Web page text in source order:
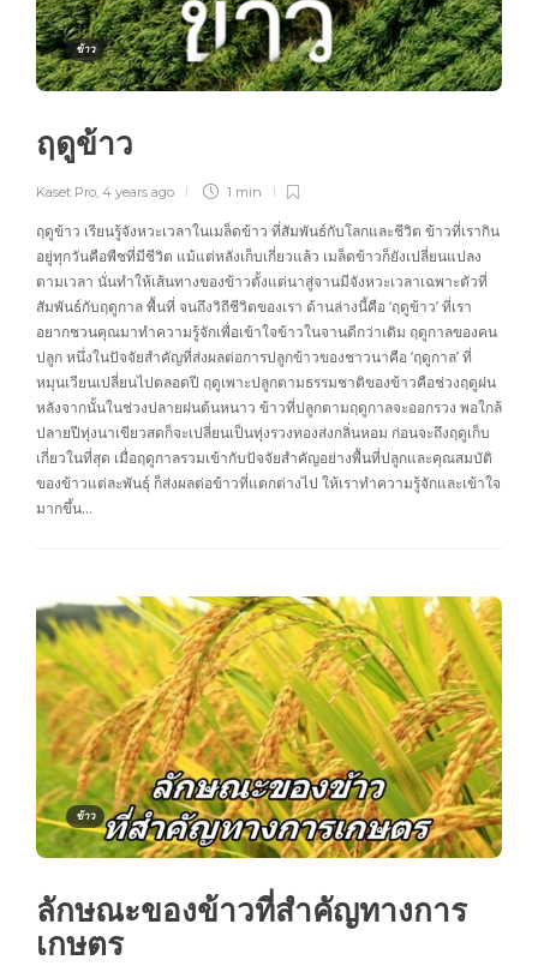
ข้าว
ฤดูข้าว
Kaset Pro 4 years ago 1 min
ฤดูข้าว เรียนรู้จังหวะเวลาในเมล็ดข้าว ที่สัมพันธ์กับโลกและชีวิต ข้าวที่เรากิน
อยู่ทุกวันคือพืชที่มีชีวิต แม้แต่หลังเก็บเกี่ยวแล้ว เมล็ดข้าวก็ยังเปลี่ยนแปลง
ตามเวลา นั่นทำให้เส้นทางของข้าวตั้งแต่นาสู่จานมีจังหวะเวลาเฉพาะตัวที่
สัมพันธ์กับฤดูกาล พื้นที่ จนถึงวิถีชีวิตของเรา ด้านล่างนี้คือ ‘ฤดูข้าว’ ที่เรา
อยากชวนคุณมาทำความรู้จักเพื่อเข้าใจข้าวในจานดีกว่าเดิม ฤดูกาลของคน
ปลูก หนึ่งในปัจจัยสำคัญที่ส่งผลต่อการปลูกข้าวของชาวนาคือ ‘ฤดูกาล’ ที่
หมุนเวียนเปลี่ยนไปตลอดปี ฤดูเพาะปลูกตามธรรมชาติของข้าวคือช่วงฤดูฝน
หลังจากนั้นในช่วงปลายฝนต้นหนาว ข้าวที่ปลูกตามฤดูกาลจะออกรวง พอใกล้
ปลายปีทุ่งนาเขียวสดก็จะเปลี่ยนเป็นทุ่งรวงทองส่งกลิ่นหอม ก่อนจะถึงฤดูเก็บ
เกี่ยวในที่สุด เมื่อฤดูกาลรวมเข้ากับปัจจัยสำคัญอย่างพื้นที่ปลูกและคุณสมบัติ
ของข้าวแต่ละพันธุ์ ก็ส่งผลต่อข้าวที่แตกต่างไป ให้เราทำความรู้จักและเข้าใจ
มากขึ้น…
ข้าว
ลักษณะของข้าวที่สำคัญทางการ
เกษตร